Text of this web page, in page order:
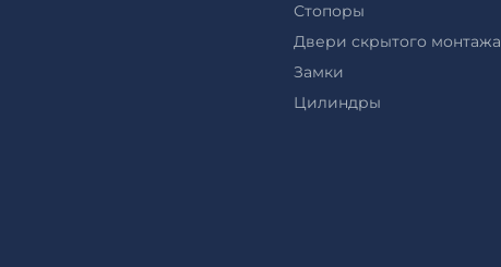
Стопоры
Двери скрытого монтажа
Замки
Цилиндры